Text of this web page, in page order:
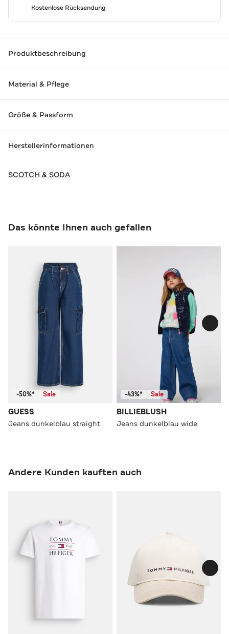
Kostenlose Rücksendung
Produktbeschreibung
Material & Pflege
Größe & Passform
Herstellerinformationen
SCOTCH & SODA
Das könnte Ihnen auch gefallen
-50%* Sale
GUESS
Jeans dunkelblau straight
-43%* Sale
BILLIEBLUSH
Jeans dunkelblau wide
Andere Kunden kauften auch